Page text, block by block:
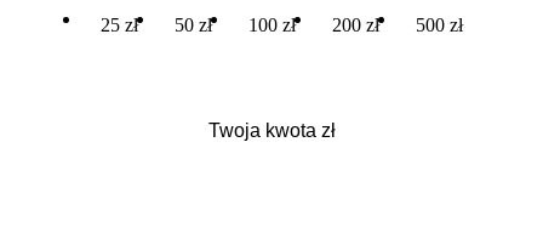
25 zł 50 zł 100 zł 200 zł 500 zł